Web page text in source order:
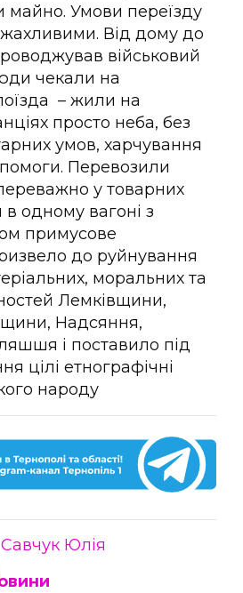
майно. Умови переїзду
жахливими. Від дому до
військовий
чекали на
– жили на
просто неба, без
умов, харчування
Перевозили
у товарних
в одному вагоні з
примусове
до руйнування
моральних та
Лемківщини,
Надсяння,
і поставило під
цілі етнографічні
народу
Савчук Юлія